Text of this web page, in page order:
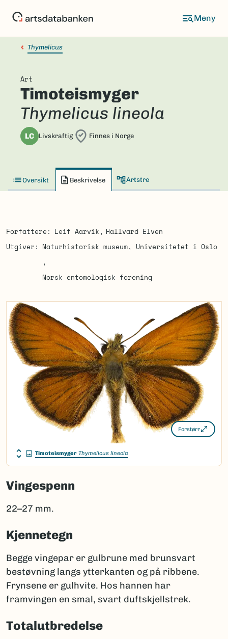
Thymelicus
Art
Timoteismyger
Thymelicus lineola
LC Livskraftig Finnes i Norge
Oversikt Beskrivelse Artstre
Forfattere Leif Aarvik
Hallvard Elven
Utgiver
Naturhistorisk museum, Universitetet i Oslo
Norsk entomologisk forening
Forstørr
Timoteismyger Thymelicus lineola
Vingespenn
22–27 mm.
Kjennetegn
Begge vingepar er gulbrune med brunsvart
bestøvning langs ytterkanten og på ribbene.
Frynsene er gulhvite. Hos hannen har
framvingen en smal, svart duftskjellstrek.
Totalutbredelse